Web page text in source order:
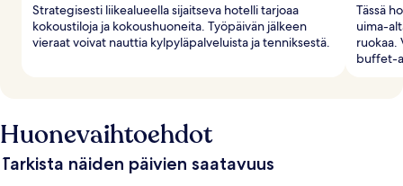
Strategisesti liikealueella sijaitseva hotelli tarjoaa
kokoustiloja ja kokoushuoneita. Työpäivän jälkeen
vieraat voivat nauttia kylpyläpalveluista ja tenniksestä.
Tässä
uima-
ruokaa.
buffet-
Huonevaihtoehdot
Tarkista näiden päivien saatavuus